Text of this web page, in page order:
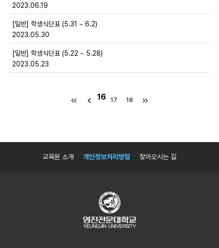
2023.06.19
[일반] 학생식단표 (5.31 ~ 6.2)
2023.05.30
[일반] 학생식단표 (5.22 ~ 5.28)
2023.05.23
16 17 18
교육원 소개 개인정보처리방침 찾아오시는 길